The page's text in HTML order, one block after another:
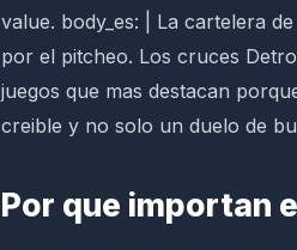
value. body_es: | La cartelera
por el pitcheo. Los cruces
juegos que mas destacan
creible y no solo un duelo de
Por que importan